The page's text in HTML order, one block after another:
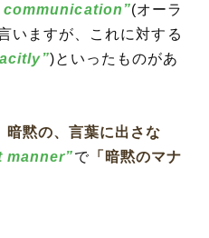
communication”(オーラ
いますが、これに対する
)といったものがあ
暗黙の、言葉に出さな
manner”で「暗黙のマナ